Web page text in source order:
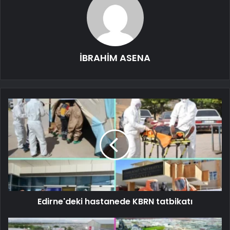
İBRAHİM ASENA
Edirne'deki hastanede KBRN tatbikatı